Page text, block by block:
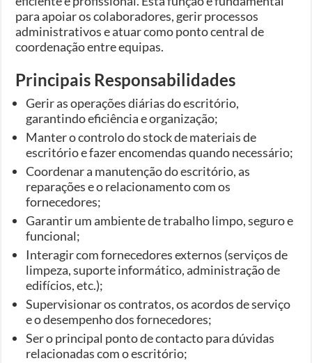
para apoiar os colaboradores, gerir processos
administrativos e atuar como ponto central de
coordenação entre equipas.
Principais Responsabilidades
Gerir as operações diárias do escritório,
garantindo eficiência e organização;
Manter o controlo do stock de materiais de
escritório e fazer encomendas quando necessário;
Coordenar a manutenção do escritório, as
reparações e o relacionamento com os
fornecedores;
Garantir um ambiente de trabalho limpo, seguro e
funcional;
Interagir com fornecedores externos (serviços de
limpeza, suporte informático, administração de
edifícios, etc.);
Supervisionar os contratos, os acordos de serviço
e o desempenho dos fornecedores;
Ser o principal ponto de contacto para dúvidas
relacionadas com o escritório;